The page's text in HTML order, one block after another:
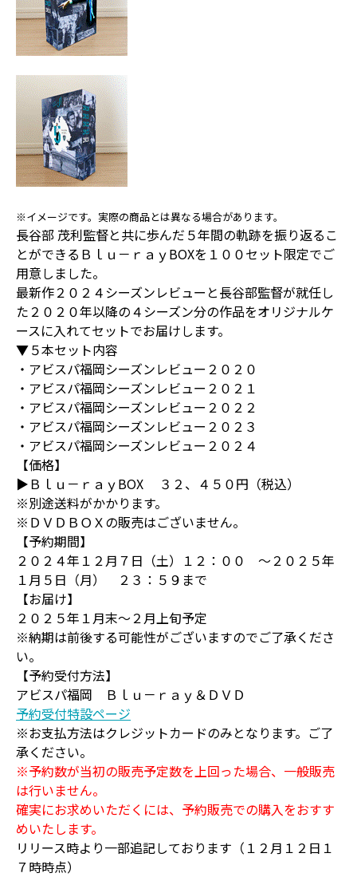
※イメージです。実際の商品とは異なる場合があります。
長谷部 茂利監督と共に歩んだ５年間の軌跡を振り返るこ
とができるＢｌｕ－ｒａｙBOXを１００セット限定でご
用意しました。
最新作２０２４シーズンレビューと長谷部監督が就任し
た２０２０年以降の４シーズン分の作品をオリジナルケ
ースに入れてセットでお届けします。
▼５本セット内容
・アビスパ福岡シーズンレビュー２０２０
・アビスパ福岡シーズンレビュー２０２１
・アビスパ福岡シーズンレビュー２０２２
・アビスパ福岡シーズンレビュー２０２３
・アビスパ福岡シーズンレビュー２０２４
【価格】
▶Ｂｌｕ－ｒａｙBOX ３２、４５０円（税込）
※別途送料がかかります。
※ＤＶＤＢＯＸの販売はございません。
【予約期間】
２０２４年１２月７日（土）１２：００ ～２０２５年
１月５日（月） ２３：５９まで
【お届け】
２０２５年１月末～２月上旬予定
※納期は前後する可能性がございますのでご了承くださ
い。
【予約受付方法】
アビスパ福岡 Ｂｌｕ－ｒａｙ＆ＤＶＤ
予約受付特設ページ
※お支払方法はクレジットカードのみとなります。ご了
承ください。
※予約数が当初の販売予定数を上回った場合、一般販売
は行いません。
確実にお求めいただくには、予約販売での購入をおすす
めいたします。
リリース時より一部追記しております（１２月１２日１
７時時点）